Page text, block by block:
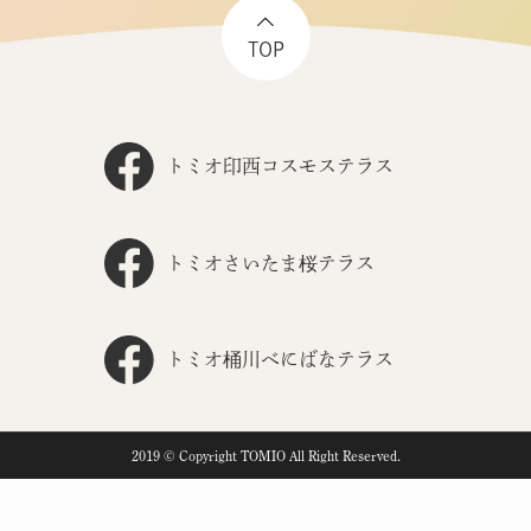
TOP
トミオ印西コスモステラス
トミオさいたま桜テラス
トミオ桶川べにばなテラス
2019 © Copyright TOMIO All Right Reserved.